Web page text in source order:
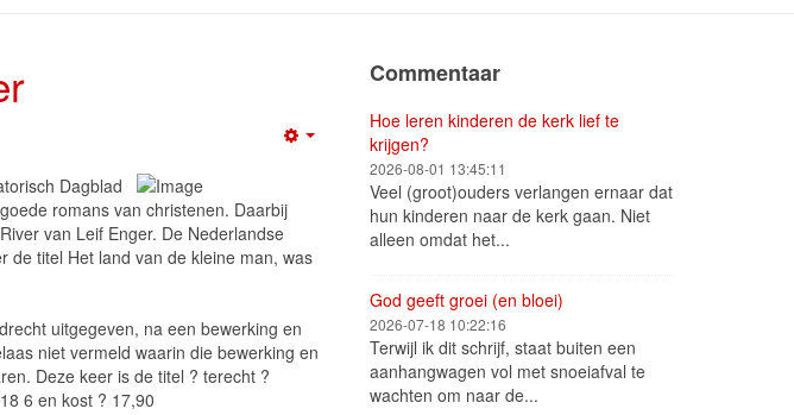
Dagblad
romans van christenen. Daarbij
van Leif Enger. De Nederlandse
de titel Het land van de kleine man, was
uitgegeven, na een bewerking en
niet vermeld waarin die bewerking en
Deze keer is de titel ? terecht ?
6 en kost ? 17,90
Commentaar
Hoe leren kinderen de kerk lief te
krijgen?
2026-08-01 13:45:11
Veel (groot)ouders verlangen ernaar dat
hun kinderen naar de kerk gaan. Niet
alleen omdat het...
God geeft groei (en bloei)
2026-07-18 10:22:16
Terwijl ik dit schrijf, staat buiten een
aanhangwagen vol met snoeiafval te
wachten om naar de...